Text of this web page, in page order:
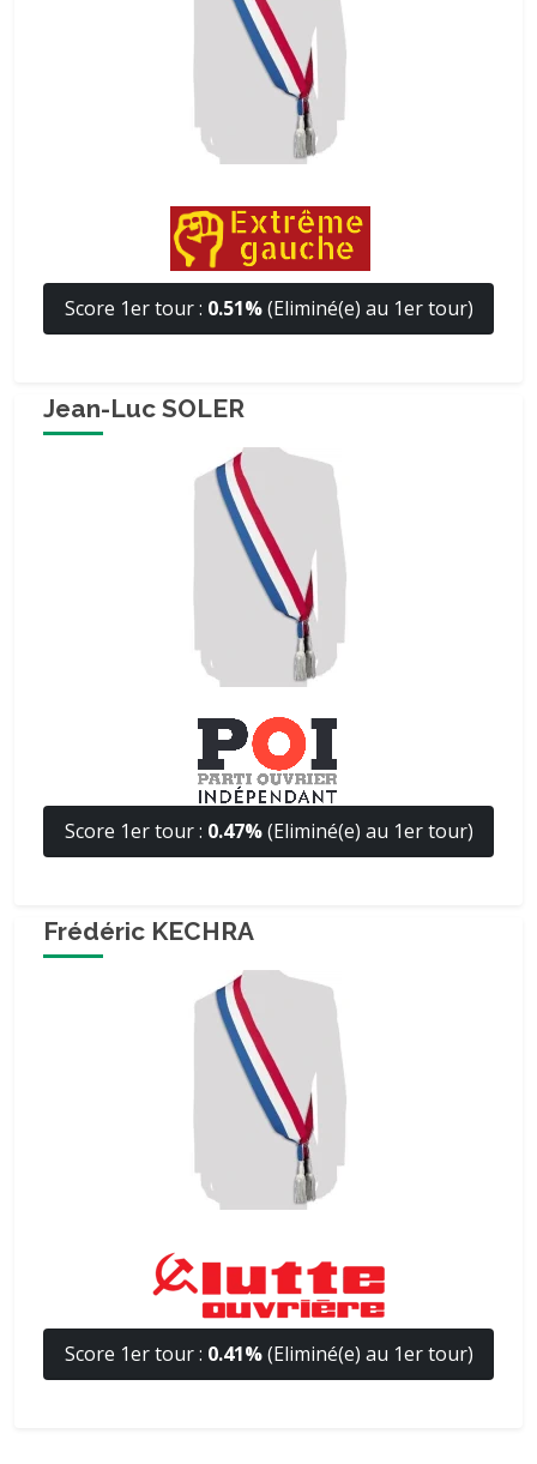
Score 1er tour : 0.51%(Eliminé(e) au 1er tour)
Jean-Luc SOLER
Score 1er tour : 0.47%(Eliminé(e) au 1er tour)
Frédéric KECHRA
Score 1er tour : 0.41%(Eliminé(e) au 1er tour)